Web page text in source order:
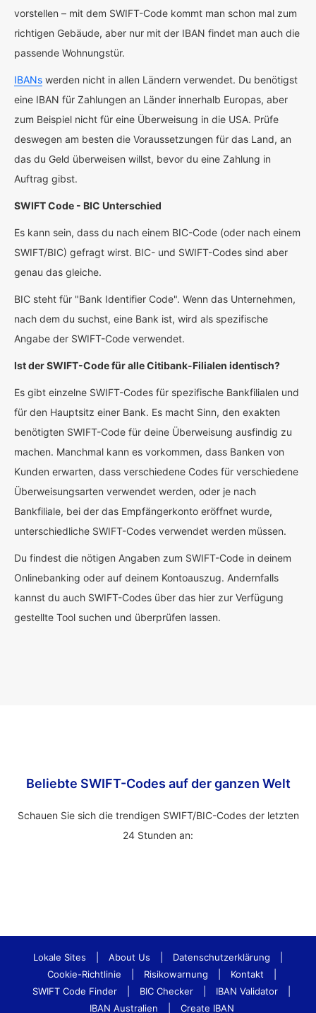
vorstellen – mit dem SWIFT-Code kommt man schon mal zum
richtigen Gebäude, aber nur mit der IBAN findet man auch die
passende Wohnungstür.
IBANs werden nicht in allen Ländern verwendet. Du benötigst
eine IBAN für Zahlungen an Länder innerhalb Europas, aber
zum Beispiel nicht für eine Überweisung in die USA. Prüfe
deswegen am besten die Voraussetzungen für das Land, an
das du Geld überweisen willst, bevor du eine Zahlung in
Auftrag gibst.
SWIFT Code - BIC Unterschied
Es kann sein, dass du nach einem BIC-Code (oder nach einem
SWIFT/BIC) gefragt wirst. BIC- und SWIFT-Codes sind aber
genau das gleiche.
BIC steht für "Bank Identifier Code". Wenn das Unternehmen,
nach dem du suchst, eine Bank ist, wird als spezifische
Angabe der SWIFT-Code verwendet.
Ist der SWIFT-Code für alle Citibank-Filialen identisch?
Es gibt einzelne SWIFT-Codes für spezifische Bankfilialen und
für den Hauptsitz einer Bank. Es macht Sinn, den exakten
benötigten SWIFT-Code für deine Überweisung ausfindig zu
machen. Manchmal kann es vorkommen, dass Banken von
Kunden erwarten, dass verschiedene Codes für verschiedene
Überweisungsarten verwendet werden, oder je nach
Bankfiliale, bei der das Empfängerkonto eröffnet wurde,
unterschiedliche SWIFT-Codes verwendet werden müssen.
Du findest die nötigen Angaben zum SWIFT-Code in deinem
Onlinebanking oder auf deinem Kontoauszug. Andernfalls
kannst du auch SWIFT-Codes über das hier zur Verfügung
gestellte Tool suchen und überprüfen lassen.
Beliebte SWIFT-Codes auf der ganzen Welt
Schauen Sie sich die trendigen SWIFT/BIC-Codes der letzten
24 Stunden an:
Lokale Sites About Us Datenschutzerklärung
Cookie-Richtlinie
Risikowarnung Kontakt
SWIFT Code Finder
BIC Checker IBAN Validator
IBAN Australien
Create IBAN